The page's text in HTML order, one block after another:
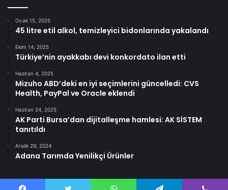
Ocak 15, 2025
45 litre etil alkol, temizleyici bidonlarında yakalandı
Ekim 14, 2025
Türkiye’nin ayakkabı devi konkordato ilan etti
Haziran 4, 2025
Mizuho ABD’deki en iyi seçimlerini güncelledi: CVS
Health, PayPal ve Oracle eklendi
Haziran 24, 2025
AK Parti Bursa’dan dijitalleşme hamlesi: AK SİSTEM
tanıtıldı
Aralık 29, 2024
Adana Tarımda Yenilikçi Ürünler